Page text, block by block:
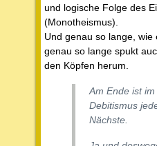
und logische Folge des
(Monotheismus).
Und genau so lange,
genau so lange spukt
den Köpfen herum.
Am Ende ist
Debitismus
Nächste.